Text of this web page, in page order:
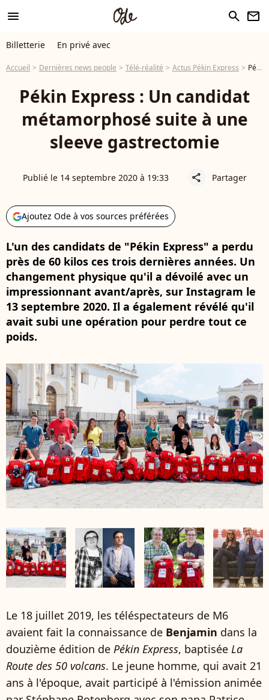
menu search newsletter
Billetterie En privé avec
Accueil Dernières news people Télé-réalité Actus Pékin Express Pékin Express : Un candidat métamorphosé suite à une sleeve gastrectomie
Pékin Express : Un candidat
métamorphosé suite à une
sleeve gastrectomie
Publié le 14 septembre 2020 à 19:33 share Partager
Ajoutez Ode à vos sources préférées
L'un des candidats de "Pékin Express" a perdu
près de 60 kilos ces trois dernières années. Un
changement physique qu'il a dévoilé avec un
impressionnant avant/après, sur Instagram le
13 septembre 2020. Il a également révélé qu'il
avait subi une opération pour perdre tout ce
poids.
Le 18 juillet 2019, les téléspectateurs de M6
avaient fait la connaissance de Benjamin dans la
douzième édition de Pékin Express, baptisée La
Route des 50 volcans. Le jeune homme, qui avait 21
ans à l'époque, avait participé à l'émission animée